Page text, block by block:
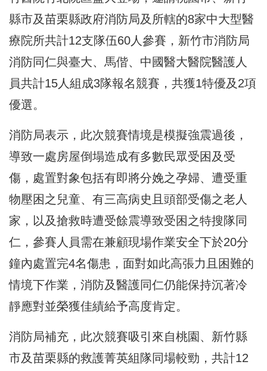
縣市及苗栗縣政府消防局及所轄的8家中大型醫
療院所共計12支隊伍60人參賽，新竹市消防局
消防同仁與臺大、馬偕、中國醫大醫院醫護人
員共計15人組成3隊報名競賽，共獲1特優及2項
優選。
消防局表示，此次競賽情境是模擬強震過後，
導致一處房屋倒塌造成有多數民眾受困及受
傷，處置對象包括有即將分娩之孕婦、遭受重
物壓困之兒童、有三高病史且頭部受傷之老人
家，以及搶救時遭受餘震導致受困之特搜隊同
仁，參賽人員需在兼顧現場作業安全下於20分
鐘內處置完4名傷患，面對如此高張力且困難的
情境下作業，消防及醫護同仁仍能保持沉著冷
靜應對並榮獲佳績給予高度肯定。
消防局補充，此次競賽吸引來自桃園、新竹縣
市及苗栗縣的救護菁英組隊同場較勁，共計12